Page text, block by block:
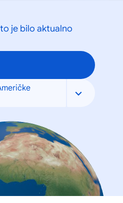
je bilo aktualno